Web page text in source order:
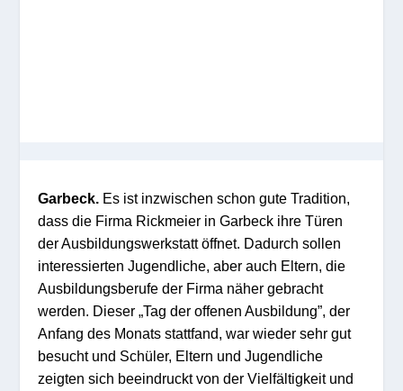
Garbeck. Es ist inzwischen schon gute Tradition,
dass die Firma Rickmeier in Garbeck ihre Türen
der Ausbildungswerkstatt öffnet. Dadurch sollen
interessierten Jugendliche, aber auch Eltern, die
Ausbildungsberufe der Firma näher gebracht
werden. Dieser „Tag der offenen Ausbildung”, der
Anfang des Monats stattfand, war wieder sehr gut
besucht und Schüler, Eltern und Jugendliche
zeigten sich beeindruckt von der Vielfältigkeit und